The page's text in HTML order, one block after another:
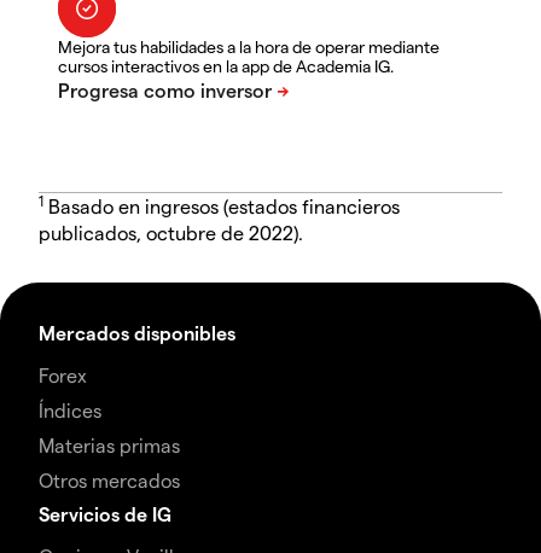
Mejora tus habilidades a la hora de operar mediante
cursos interactivos en la app de Academia IG.
1 Basado en ingresos (estados financieros
publicados, octubre de 2022).
Mercados disponibles
Forex
Índices
Materias primas
Otros mercados
Servicios de IG